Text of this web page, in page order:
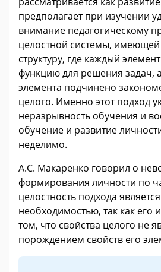
предполагает при изучении
внимание педагогическому
целостной системы,
структуру, где каждый
функцию для решения задач,
элемента подчинено
целого. Именно этот подход
неразрывность обучения и
обучение и развитие
неделимо.
А.С. Макаренко говорил о
формирования личности по
целостность подхода
необходимостью, так как его
том, что свойства целого не
порождением свойств его